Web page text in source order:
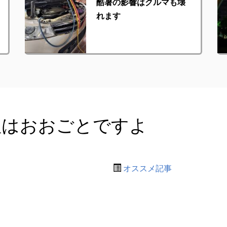
れます
おおごとですよ
オススメ記事